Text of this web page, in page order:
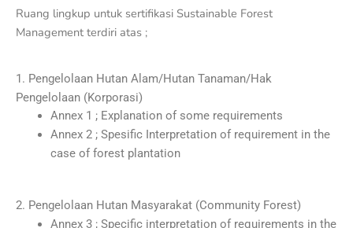
Ruang lingkup untuk sertifikasi Sustainable Forest
Management terdiri atas ;
1. Pengelolaan Hutan Alam/Hutan Tanaman/Hak
Pengelolaan (Korporasi)
Annex 1 ; Explanation of some requirements
Annex 2 ; Spesific Interpretation of requirement in the
case of forest plantation
2. Pengelolaan Hutan Masyarakat (Community Forest)
Annex 3 ; Specific interpretation of requirements in the